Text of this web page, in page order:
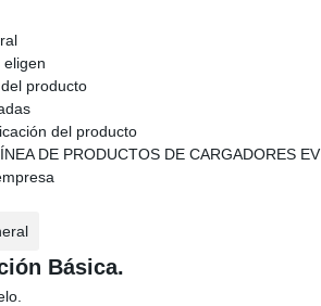
eligen
producto
del producto
DE PRODUCTOS DE CARGADORES EV
Básica.